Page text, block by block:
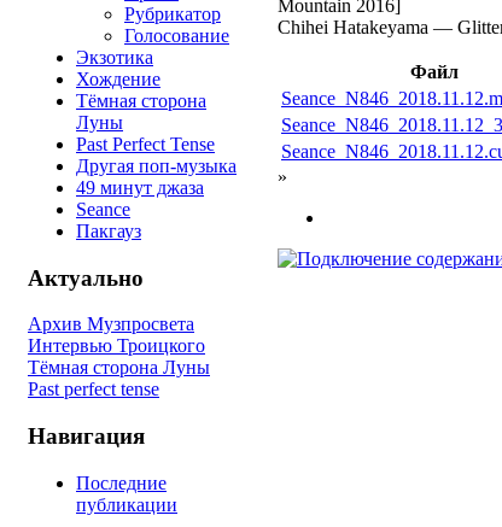
Рубрикатор
Голосование
Экзотика
Хождение
Тёмная сторона
Луны
Past Perfect Tense
Другая поп-музыка
49 минут джаза
Seance
Пакгауз
Актуально
Архив Музпросвета
Интервью Троицкого
Тёмная сторона Луны
Past perfect tense
Навигация
Последние
публикации
Mountain 2016]
Chihei Hatakeyama —
Файл
»